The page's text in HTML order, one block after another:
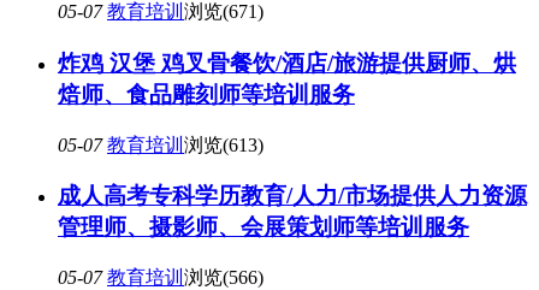
05-07 教育培训 浏览(671)
炸鸡 汉堡 鸡叉骨餐饮/酒店/旅游提供厨师、烘
焙师、食品雕刻师等培训服务
05-07 教育培训 浏览(613)
成人高考专科学历教育/人力/市场提供人力资源
管理师、摄影师、会展策划师等培训服务
05-07 教育培训 浏览(566)